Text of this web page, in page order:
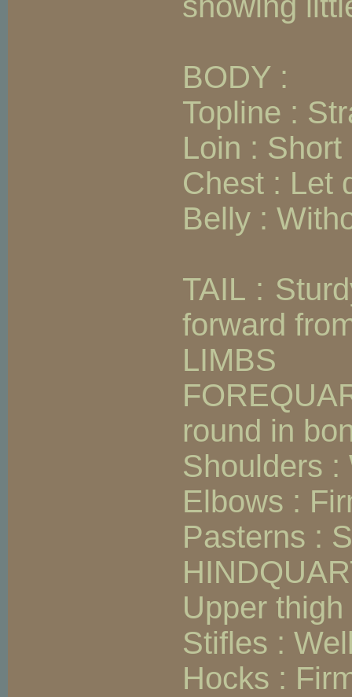
BODY :
Topline :
Loin :
Chest : Let
Belly :
TAIL :
forward
LIMBS
round in
Shoulders :
Elbows :
Pasterns :
Upper
Stifles :
Hocks :